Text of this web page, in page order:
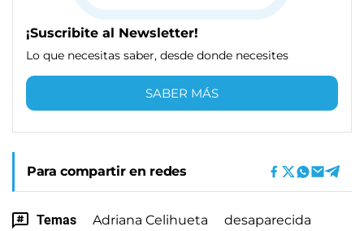
¡Suscribite al Newsletter!
Lo que necesitas saber, desde donde necesites
SABER MÁS
Para compartir en redes
Temas Adriana Celihueta
desaparecida